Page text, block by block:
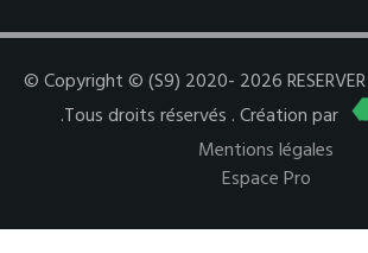
© Copyright © (S9) 2020- 2026
.Tous droits réservés . Création par
Mentions légales
Espace Pro